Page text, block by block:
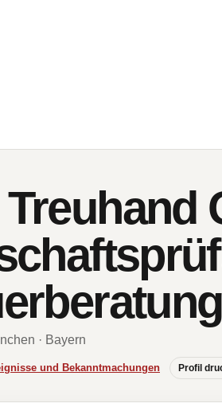
Treuhand
· Bayern
und Bekanntmachungen Profil